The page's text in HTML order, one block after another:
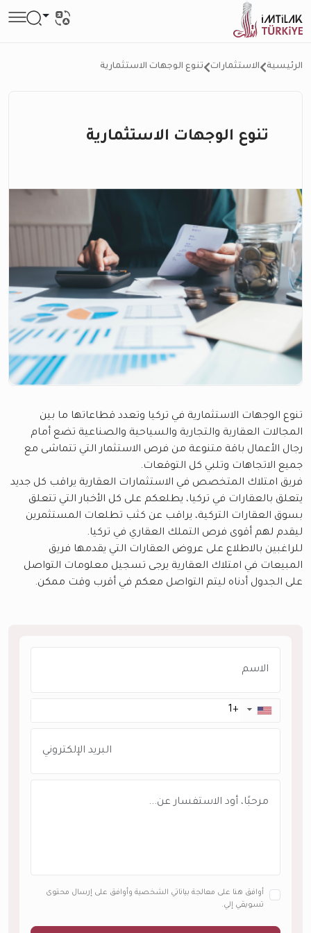
الرئيسية الاستثمارات تنوع الوجهات الاستثمارية
تنوع الوجهات الاستثمارية
تنوع الوجهات الاستثمارية في تركيا وتعدد قطاعاتها ما بين
المجالات العقارية والتجارية والسياحية والصناعية تضع أمام
رجال الأعمال باقة متنوعة من فرص الاستثمار التي تتماشى مع
جميع الاتجاهات وتلبي كل التوقعات.
فريق امتلاك المتخصص في الاستثمارات العقارية يراقب كل جديد
يتعلق بالعقارات في تركيا، يطلعكم على كل الأخبار التي تتعلق
بسوق العقارات التركية، يراقب عن كثب تطلعات المستثمرين
ليقدم لهم أقوى فرص التملك العقاري في تركيا.
للراغبين بالاطلاع على عروض العقارات التي يقدمها فريق
المبيعات في امتلاك العقارية يرجى تسجيل معلومات التواصل
على الجدول أدناه ليتم التواصل معكم في أقرب وقت ممكن.
▼
أوافق هنا على معالجة بياناتي الشخصية وأوافق على إرسال محتوى
تسويقي إلي.